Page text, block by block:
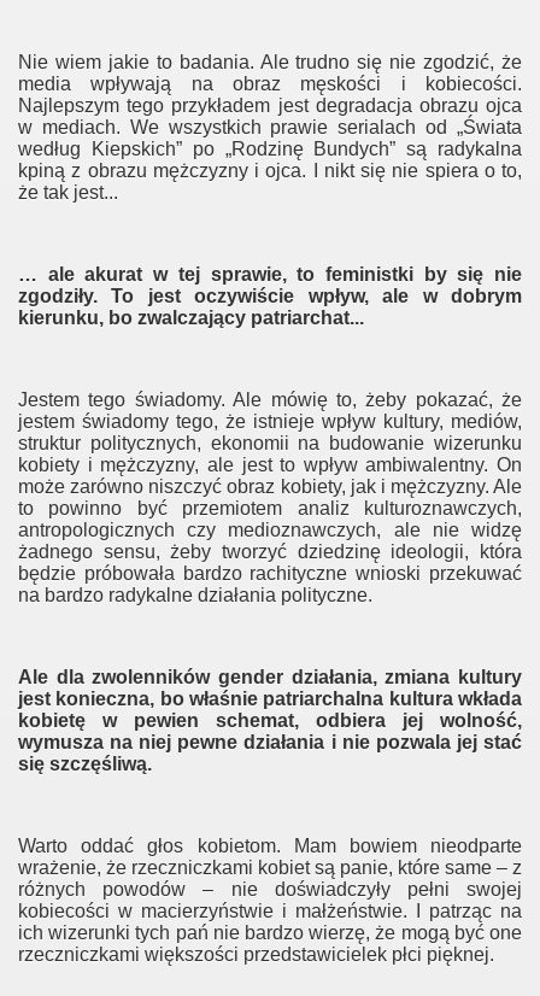
Nie wiem jakie to badania. Ale trudno się nie zgodzić, że
media wpływają na obraz męskości i kobiecości.
Najlepszym tego przykładem jest degradacja obrazu ojca
w mediach. We wszystkich prawie serialach od „Świata
według Kiepskich” po „Rodzinę Bundych” są radykalna
kpiną z obrazu mężczyzny i ojca. I nikt się nie spiera o to,
że tak jest...
… ale akurat w tej sprawie, to feministki by się nie
zgodziły. To jest oczywiście wpływ, ale w dobrym
kierunku, bo zwalczający patriarchat...
Jestem tego świadomy. Ale mówię to, żeby pokazać, że
jestem świadomy tego, że istnieje wpływ kultury, mediów,
struktur politycznych, ekonomii na budowanie wizerunku
kobiety i mężczyzny, ale jest to wpływ ambiwalentny. On
może zarówno niszczyć obraz kobiety, jak i mężczyzny. Ale
to powinno być przemiotem analiz kulturoznawczych,
antropologicznych czy medioznawczych, ale nie widzę
żadnego sensu, żeby tworzyć dziedzinę ideologii, która
będzie próbowała bardzo rachityczne wnioski przekuwać
na bardzo radykalne działania polityczne.
Ale dla zwolenników gender działania, zmiana kultury
jest konieczna, bo właśnie patriarchalna kultura wkłada
kobietę w pewien schemat, odbiera jej wolność,
wymusza na niej pewne działania i nie pozwala jej stać
się szczęśliwą.
Warto oddać głos kobietom. Mam bowiem nieodparte
wrażenie, że rzeczniczkami kobiet są panie, które same – z
różnych powodów – nie doświadczyły pełni swojej
kobiecości w macierzyństwie i małżeństwie. I patrząc na
ich wizerunki tych pań nie bardzo wierzę, że mogą być one
rzeczniczkami większości przedstawicielek płci pięknej.
KUL
niegeja